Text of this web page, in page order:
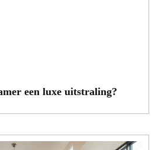
een luxe uitstraling?